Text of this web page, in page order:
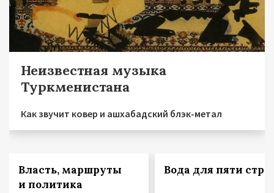
Неизвестная музыка
Туркменистана
Как звучит ковер и ашхабадский блэк-метал
Власть, маршруты
и политика
Вода для пяти